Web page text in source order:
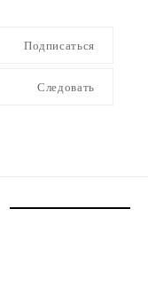
Подписаться
Следовать